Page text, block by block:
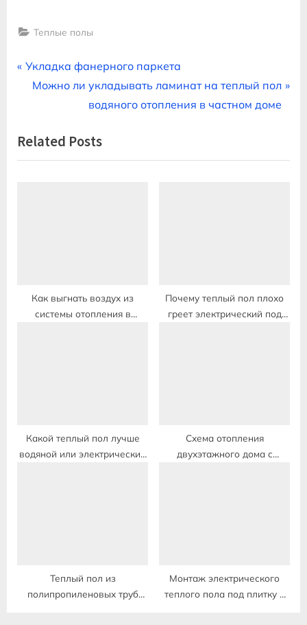
Теплые полы
Навигация
P
i
o
Укладка фанерного паркета
N
t
P
Можно ли укладывать ламинат на теплый пол
водяного отопления в частном доме
Related Posts
Как выгнать воздух из
системы отопления в
Почему теплый пол плохо
греет электрический под
Какой теплый пол лучше
водяной или электрический
Схема отопления
двухэтажного дома с
Теплый пол из
полипропиленовых труб
Монтаж электрического
теплого пола под плитку в